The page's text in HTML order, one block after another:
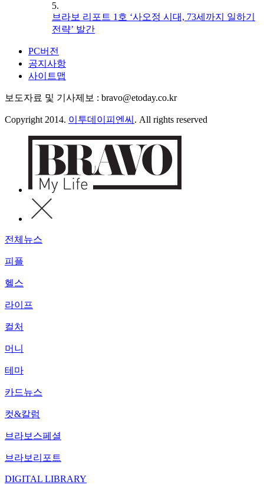
5.
브라보 리포트 1호 ‘사오정 시대, 73세까지 일하기
전략’ 발간
PC버전
공지사항
사이트맵
보도자료 및 기사제보 : bravo@etoday.co.kr
Copyright 2014. 이투데이피엔씨 . All rights reserved
전체뉴스
피플
헬스
라이프
컬처
머니
테마
카드뉴스
컷&칼럼
브라보스페셜
브라보리포트
DIGITAL LIBRARY